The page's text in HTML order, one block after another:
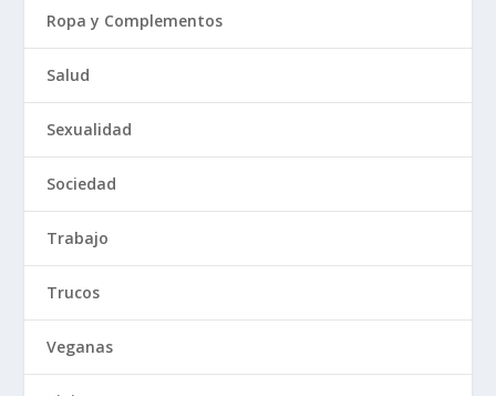
Ropa y Complementos
Salud
Sexualidad
Sociedad
Trabajo
Trucos
Veganas